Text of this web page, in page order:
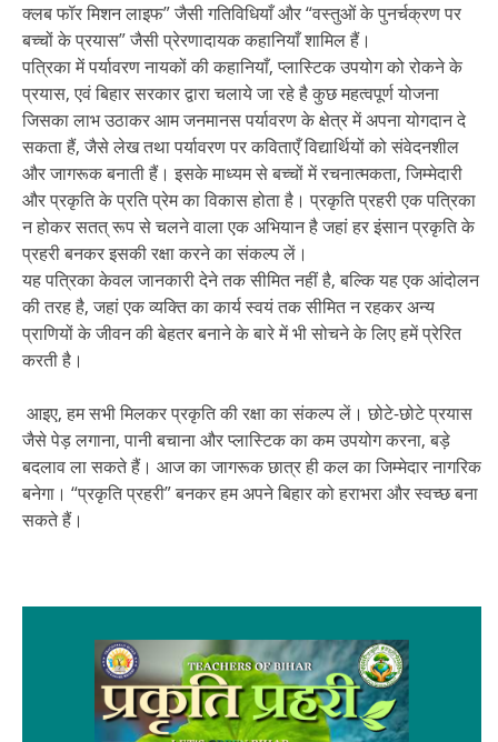
क्लब फॉर मिशन लाइफ” जैसी गतिविधियाँ और “वस्तुओं के पुनर्चक्रण पर
बच्चों के प्रयास” जैसी प्रेरणादायक कहानियाँ शामिल हैं।
पत्रिका में पर्यावरण नायकों की कहानियाँ, प्लास्टिक उपयोग को रोकने के
प्रयास, एवं बिहार सरकार द्वारा चलाये जा रहे है कुछ महत्वपूर्ण योजना
जिसका लाभ उठाकर आम जनमानस पर्यावरण के क्षेत्र में अपना योगदान दे
सकता हैं, जैसे लेख तथा पर्यावरण पर कविताएँ विद्यार्थियों को संवेदनशील
और जागरूक बनाती हैं। इसके माध्यम से बच्चों में रचनात्मकता, जिम्मेदारी
और प्रकृति के प्रति प्रेम का विकास होता है। प्रकृति प्रहरी एक पत्रिका
न होकर सतत् रूप से चलने वाला एक अभियान है जहां हर इंसान प्रकृति के
प्रहरी बनकर इसकी रक्षा करने का संकल्प लें।
यह पत्रिका केवल जानकारी देने तक सीमित नहीं है, बल्कि यह एक आंदोलन
की तरह है, जहां एक व्यक्ति का कार्य स्वयं तक सीमित न रहकर अन्य
प्राणियों के जीवन की बेहतर बनाने के बारे में भी सोचने के लिए हमें प्रेरित
करती है।
आइए, हम सभी मिलकर प्रकृति की रक्षा का संकल्प लें। छोटे-छोटे प्रयास
जैसे पेड़ लगाना, पानी बचाना और प्लास्टिक का कम उपयोग करना, बड़े
बदलाव ला सकते हैं। आज का जागरूक छात्र ही कल का जिम्मेदार नागरिक
बनेगा। “प्रकृति प्रहरी” बनकर हम अपने बिहार को हराभरा और स्वच्छ बना
सकते हैं।